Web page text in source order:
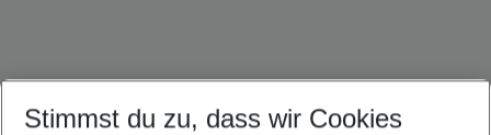
Stimmst du zu, dass wir Cookies